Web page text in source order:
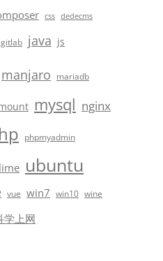
css dedecms
gitlab java js
manjaro mariadb
mysql nginx
phpmyadmin
ubuntu
vue win7 win10 wine
学上网